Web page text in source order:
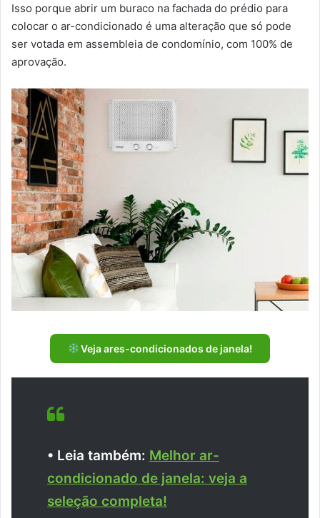
Isso porque abrir um buraco na fachada do prédio para
colocar o ar-condicionado é uma alteração que só pode
ser votada em assembleia de condomínio, com 100% de
aprovação.
Veja ares-condicionados de janela!
• Leia também: Melhor ar-
condicionado de janela: veja a
seleção completa!